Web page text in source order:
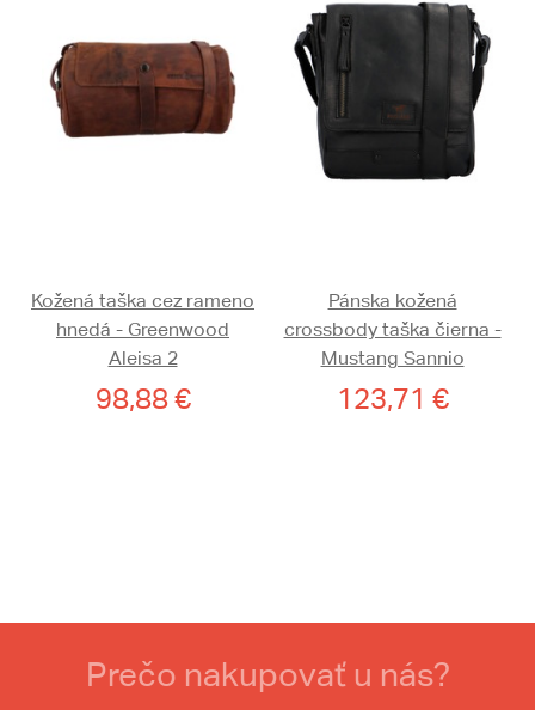
Kožená taška cez rameno
hnedá - Greenwood
Aleisa 2
98,88 €
Pánska kožená
crossbody taška čierna -
Mustang Sannio
123,71 €
Prečo nakupovať u nás?